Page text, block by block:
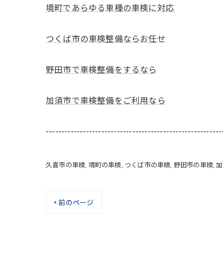
境町であらゆる車種の車検に対応
つくば市の車検整備ならお任せ
野田市で車検整備をするなら
加須市で車検整備をご利用なら
久喜市の車検 境町の車検 つくば市の車検 野田市の車検
< 前のページ